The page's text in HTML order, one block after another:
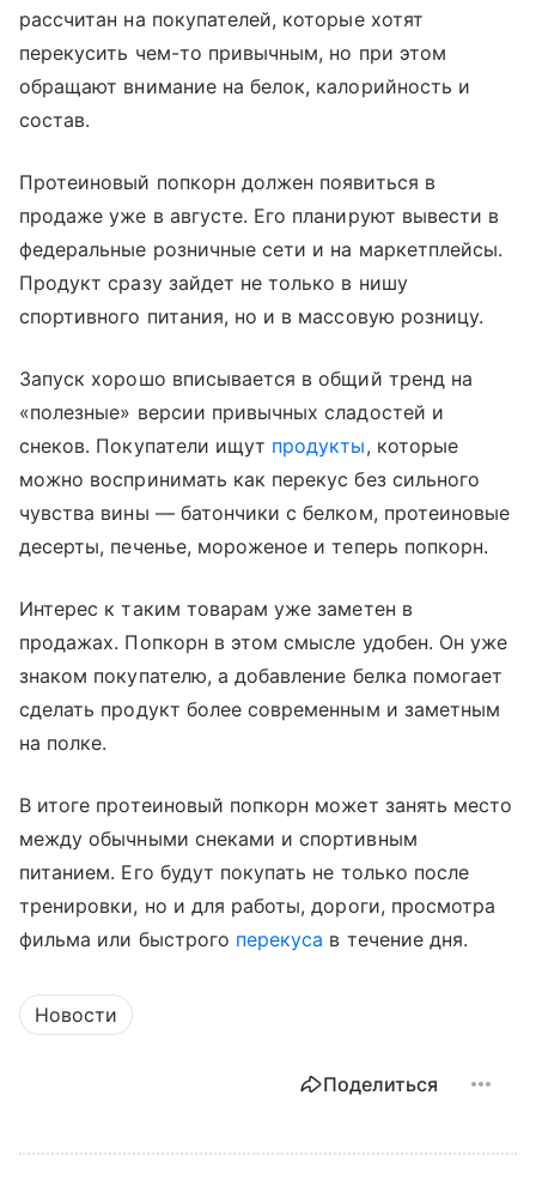
рассчитан на покупателей, которые хотят
перекусить чем-то привычным, но при этом
обращают внимание на белок, калорийность и
состав.
Протеиновый попкорн должен появиться в
продаже уже в августе. Его планируют вывести в
федеральные розничные сети и на маркетплейсы.
Продукт сразу зайдет не только в нишу
спортивного питания, но и в массовую розницу.
Запуск хорошо вписывается в общий тренд на
«полезные» версии привычных сладостей и
снеков. Покупатели ищут продукты, которые
можно воспринимать как перекус без сильного
чувства вины — батончики с белком, протеиновые
десерты, печенье, мороженое и теперь попкорн.
Интерес к таким товарам уже заметен в
продажах. Попкорн в этом смысле удобен. Он уже
знаком покупателю, а добавление белка помогает
сделать продукт более современным и заметным
на полке.
В итоге протеиновый попкорн может занять место
между обычными снеками и спортивным
питанием. Его будут покупать не только после
тренировки, но и для работы, дороги, просмотра
фильма или быстрого перекуса в течение дня.
Новости
Поделиться